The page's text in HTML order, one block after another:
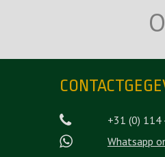
+31 (0)
Whatsapp